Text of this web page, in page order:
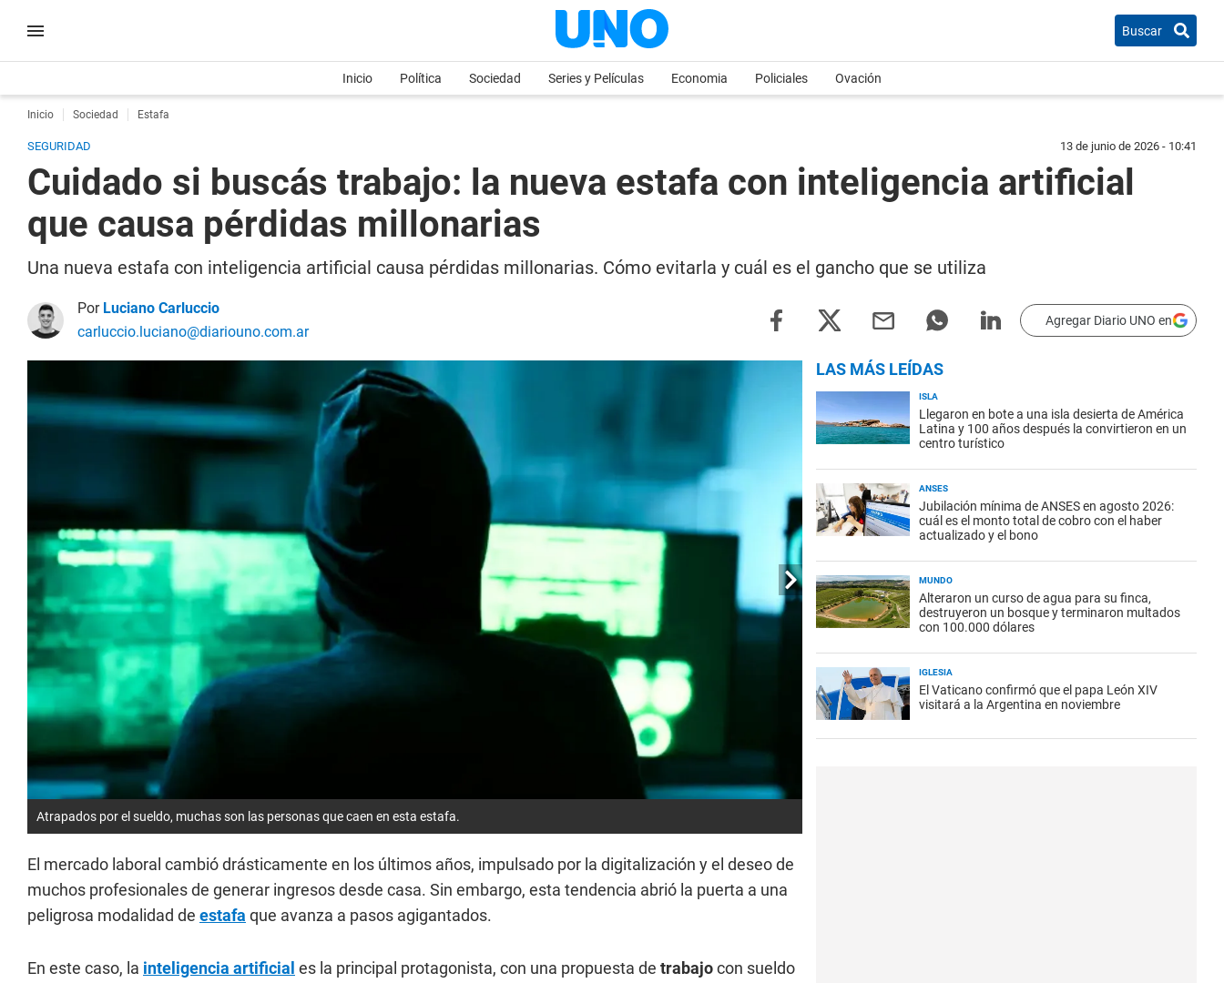
Buscar
Inicio Política Sociedad Series y Películas Economia Policiales Ovación
Inicio Sociedad Estafa
SEGURIDAD 13 de junio de 2026 - 10:41
Cuidado si buscás trabajo: la nueva estafa con inteligencia artificial
que causa pérdidas millonarias
Una nueva estafa con inteligencia artificial causa pérdidas millonarias. Cómo evitarla y cuál es el gancho que se utiliza
Por Luciano Carluccio
carluccio.luciano@diariouno.com.ar
Agregar Diario UNO en
Atrapados por el sueldo, muchas son las personas que caen en esta estafa.
El mercado laboral cambió drásticamente en los últimos años, impulsado por la digitalización y el deseo de
muchos profesionales de generar ingresos desde casa. Sin embargo, esta tendencia abrió la puerta a una
peligrosa modalidad de estafa que avanza a pasos agigantados.
En este caso, la inteligencia artificial es la principal protagonista, con una propuesta de trabajocon sueldo
LAS MÁS LEÍDAS
ISLA
Llegaron en bote a una isla desierta de América
Latina y 100 años después la convirtieron en un
centro turístico
ANSES
Jubilación mínima de ANSES en agosto 2026:
cuál es el monto total de cobro con el haber
actualizado y el bono
MUNDO
Alteraron un curso de agua para su finca,
destruyeron un bosque y terminaron multados
con 100.000 dólares
IGLESIA
El Vaticano confirmó que el papa León XIV
visitará a la Argentina en noviembre